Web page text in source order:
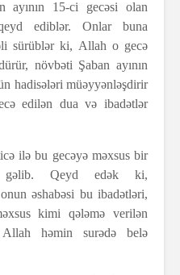
ayının 15-ci gecəsi olan
ediblər. Onlar buna
sürüblər ki, Allah o gecə
növbəti Şaban ayının
hadisələri müəyyənləşdirir
edilən dua və ibadətlər
ilə bu gecəyə məxsus bir
gəlib. Qeyd edək ki,
əshabəsi bu ibadətləri,
kimi qələmə verilən
həmin surədə belə